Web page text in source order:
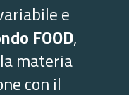
e
FOOD,
materia
con il